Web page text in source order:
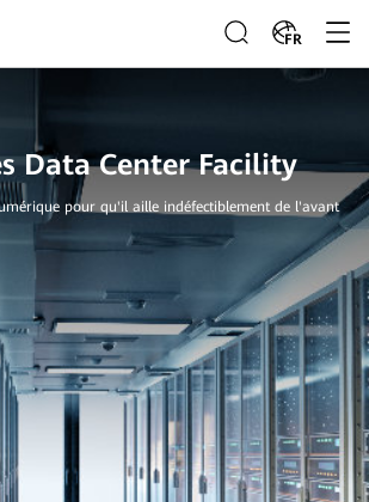
FR
Data Center Facility
pour qu'il aille indéfectiblement de l'avant